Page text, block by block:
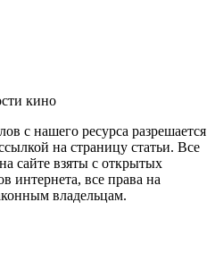
кино
с нашего ресурса разрешается
на страницу статьи. Все
сайте взяты с открытых
интернета, все права на
владельцам.